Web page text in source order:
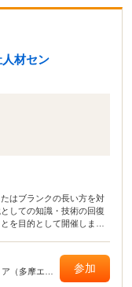
材セン
はブランクの長い方を対
しての知識・技術の回復
を目的として開催しま
（多摩エリ
参加